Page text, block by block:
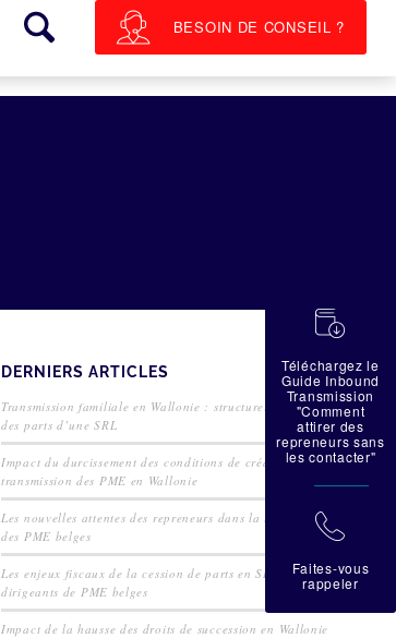
BESOIN DE CONSEIL ?
DERNIERS ARTICLES
Transmission familiale en Wallonie : structurer la cession
des parts d’une SRL
Impact du durcissement des conditions de crédit sur la
transmission des PME en Wallonie
Les nouvelles attentes des repreneurs dans la transmission
des PME belges
Les enjeux fiscaux de la cession de parts en SRL pour les
dirigeants de PME belges
Impact de la hausse des droits de succession en Wallonie
蠟
Téléchargez le
Guide Inbound
Transmission
"Comment
attirer des
repreneurs sans
les contacter"
拉
Faites-vous
rappeler